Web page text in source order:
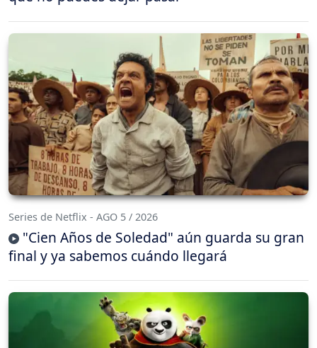
Series de Netflix - AGO 5 / 2026
"Cien Años de Soledad" aún guarda su gran
final y ya sabemos cuándo llegará